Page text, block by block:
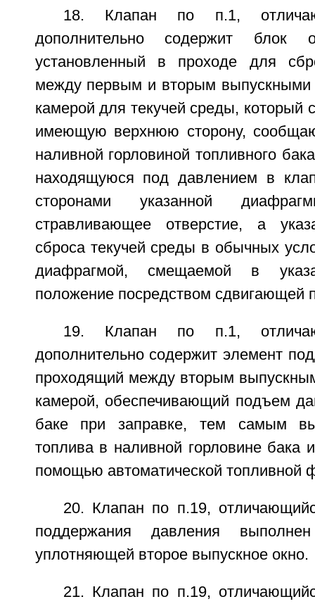
18. Клапан по п.1,
дополнительно содержит блок
установленный в проходе для
между первым и вторым выпускными
камерой для текучей среды, который
имеющую верхнюю сторону,
наливной горловиной топливного
находящуюся под давлением в
сторонами указанной
стравливающее отверстие, а
сброса текучей среды в обычных
диафрагмой, смещаемой в
положение посредством сдвигающей
19. Клапан по п.1,
дополнительно содержит элемент
проходящий между вторым
камерой, обеспечивающий подъем
баке при заправке, тем самым
топлива в наливной горловине бака
помощью автоматической топливной
20. Клапан по п.19,
поддержания давления
уплотняющей второе выпускное окно.
21. Клапан по п.19,